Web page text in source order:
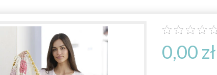
0,00 zł